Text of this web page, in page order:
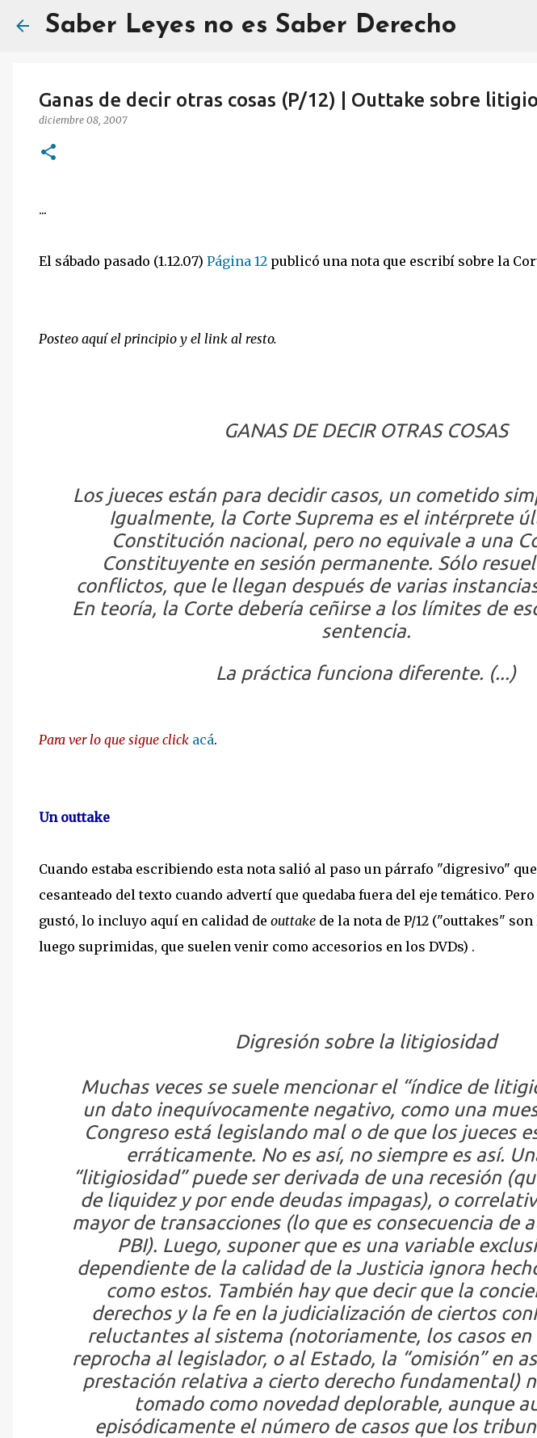
Saber Leyes no es Saber Derecho
Ganas de decir otras cosas (P/12) | Outtake sobre
diciembre 08, 2007
...
El sábado pasado (1.12.07) Página 12 publicó una nota que escribí sobre la
Posteo aquí el principio y el link al resto.
GANAS DE DECIR OTRAS COSAS
Los jueces están para decidir casos, un cometido
Igualmente, la Corte Suprema es el intérprete
Constitución nacional, pero no equivale a una
Constituyente en sesión permanente. Sólo
conflictos, que le llegan después de varias
En teoría, la Corte debería ceñirse a los límites de
sentencia.
La práctica funciona diferente. (...)
Para ver lo que sigue click acá.
Un outtake
Cuando estaba escribiendo esta nota salió al paso un párrafo "digresivo"
cesanteado del texto cuando advertí que quedaba fuera del eje temático.
gustó, lo incluyo aquí en calidad de outtake de la nota de P/12 ("outtakes"
luego suprimidas, que suelen venir como accesorios en los DVDs) .
Digresión sobre la litigiosidad
Muchas veces se suele mencionar el “índice de
un dato inequívocamente negativo, como una
Congreso está legislando mal o de que los jueces
erráticamente. No es así, no siempre es así.
“litigiosidad” puede ser derivada de una recesión
de liquidez y por ende deudas impagas), o
mayor de transacciones (lo que es consecuencia de
PBI). Luego, suponer que es una variable
dependiente de la calidad de la Justicia ignora
como estos. También hay que decir que la
derechos y la fe en la judicialización de ciertos
reluctantes al sistema (notoriamente, los casos en
reprocha al legislador, o al Estado, la “omisión” en
prestación relativa a cierto derecho fundamental)
tomado como novedad deplorable, aunque
episódicamente el número de casos que los